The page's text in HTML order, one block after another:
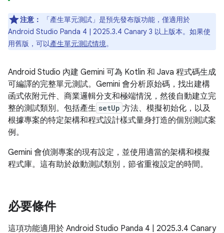
注意： 「產生單元測試」 是預先發布版功能，僅適用於
Android Studio Panda 4 | 2025.3.4 Canary 3 以上版本。如果使
用舊版，可以產生單元測試情境。
Android Studio 內建 Gemini 可為 Kotlin 和 Java 程式碼生成
可編譯的完整單元測試。Gemini 會分析原始碼，找出建構
函式依附元件、商業邏輯分支和極端情況，然後自動建立完
整的測試類別。包括產生 setUp 方法、模擬初始化，以及
根據專案的特定架構和程式設計樣式量身打造的個別測試案
例。
Gemini 會偵測專案的現有設定，並使用適當的架構和模擬
程式庫。這有助於啟動測試類別，節省重複設定的時間。
必要條件
這項功能適用於 Android Studio Panda 4 | 2025.3.4 Canary